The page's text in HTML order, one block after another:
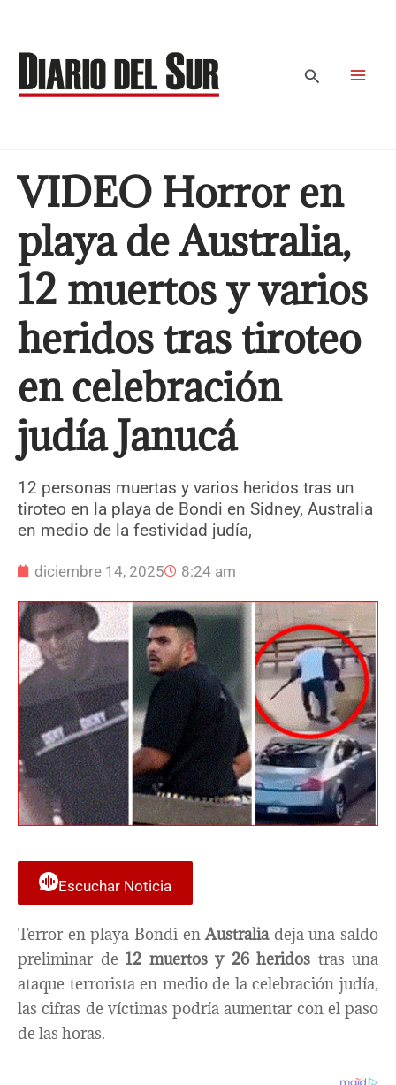
contenido
Buscar
VIDEO Horror en
playa de Australia,
12 muertos y varios
heridos tras tiroteo
en celebración
judía Janucá
12 personas muertas y varios heridos tras un
tiroteo en la playa de Bondi en Sidney, Australia
en medio de la festividad judía,
diciembre 14, 2025 8:24 am
Escuchar Noticia
Terror en playa Bondi enAustraliadeja una saldo
preliminar de 12 muertos y 26 heridos tras una
ataque terrorista en medio de la celebración judía,
las cifras de víctimas podría aumentar con el paso
de las horas.